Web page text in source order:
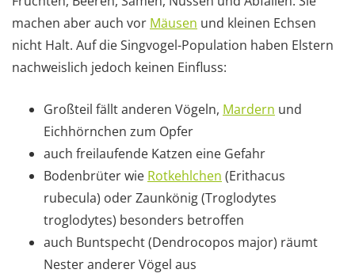
machen aber auch vor Mäusen und kleinen Echsen
nicht Halt. Auf die Singvogel-Population haben Elstern
nachweislich jedoch keinen Einfluss:
Großteil fällt anderen Vögeln, Mardern und
Eichhörnchen zum Opfer
auch freilaufende Katzen eine Gefahr
Bodenbrüter wie Rotkehlchen (Erithacus
rubecula) oder Zaunkönig (Troglodytes
troglodytes) besonders betroffen
auch Buntspecht (Dendrocopos major) räumt
Nester anderer Vögel aus